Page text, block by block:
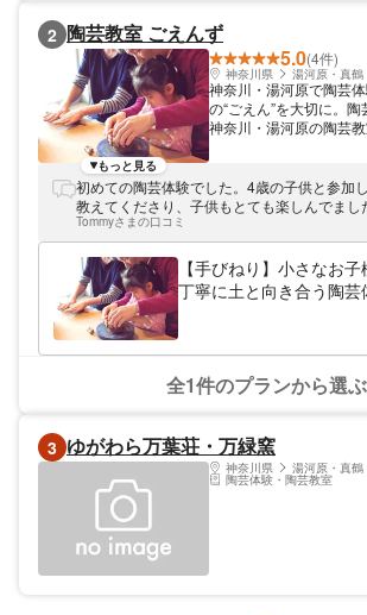
が可能です。プロとして
をはじめとして、講師は
た者ばかり。あなたの頭
にするお手伝いをいたします。
方面へ旅行にきたら、ぜ
寄りください。旅行の
2 陶芸教室 ごえんず
5.0(4件)
神奈川県 湯河原・真鶴
神奈川・湯河原で陶芸
の“ごえん”を大切に。陶
神奈川・湯河原の陶芸
芸作家の仲平信幸は、
なり、修業後に、自然に
房を開きました。自分
さまざまな方たちとの“
こそ。皆さまへの感謝
訪れるお客さまとの“ご
と考えています。 無心になって土と向き合
がちな感覚を思い出さ
講師が丁寧に教えますの
ご安心ください。カップ
当工房オリジナルの釉
す。1か月半～2か月ほど
す。 たくさんのお客さまに土に触れる面白
さを味わってもらいたい
もっと見る
初めての陶芸体験でした。4歳の子供と参加
教えてくださり、子供もとても楽しんでまし
Tommyさまの口コミ
【手びねり】小さなお子
丁寧に土と向き合う陶芸
全1件のプランから選ぶ
3 ゆがわら万葉荘・万緑窯
神奈川県 湯河原・真鶴
陶芸体験・陶芸教室